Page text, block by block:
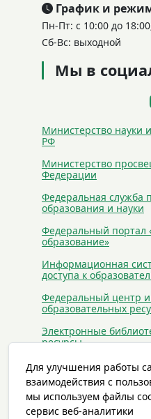
График и
Пн-Пт: с 10:00 до
Сб-Вс: выходной
Мы в
Министерство науки
РФ
Министерство
Федерации
Федеральная служба
образования и науки
Федеральный портал
образование»
Информационная
доступа к
Федеральный центр
образовательных
Электронные
ресурсы
Сайты
Статьи
Для улучшения работы
взаимодействия с
мы используем файлы
сервис веб-аналитики